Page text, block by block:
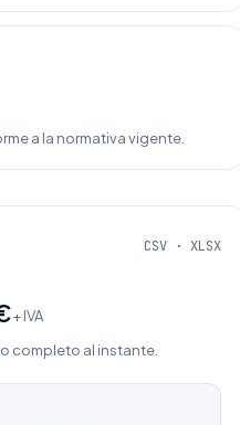
a la normativa vigente.
CSV · XLSX
+ IVA
completo al instante.